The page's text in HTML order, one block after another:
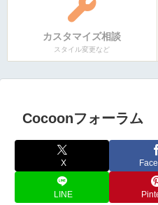
カスタマイズ相談
スタイル変更など
Cocoonフォーラム
X
LINE